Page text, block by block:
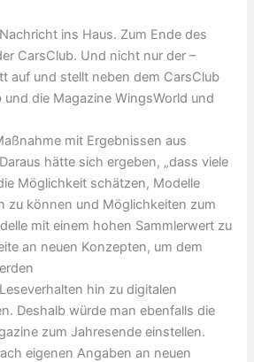
ins Haus. Zum Ende des
CarsClub. Und nicht nur der –
auf und stellt neben dem CarsClub
die Magazine WingsWorld und
mit Ergebnissen aus
hätte sich ergeben, „dass viele
Möglichkeit schätzen, Modelle
zu können und Möglichkeiten zum
mit einem hohen Sammlerwert zu
an neuen Konzepten, um dem
hin zu digitalen
Deshalb würde man ebenfalls die
zum Jahresende einstellen.
eigenen Angaben an neuen